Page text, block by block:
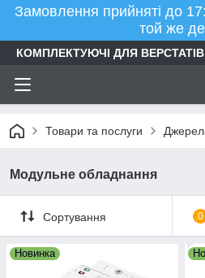
Замовлення прийняті до
той же
КОМПЛЕКТУЮЧІ ДЛЯ
Товари та послуги
Модульне обладнання
Сортування 0
Новинка